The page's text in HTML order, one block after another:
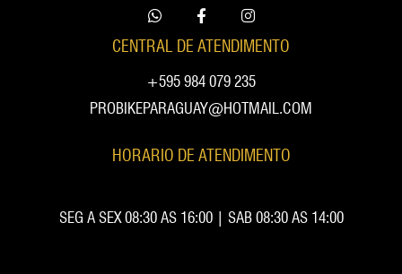
CENTRAL DE ATENDIMENTO
+595 984 079 235
PROBIKEPARAGUAY@HOTMAIL.COM
HORARIO DE ATENDIMENTO
SEG A SEX 08:30 AS 16:00 | SAB 08:30 AS 14:00